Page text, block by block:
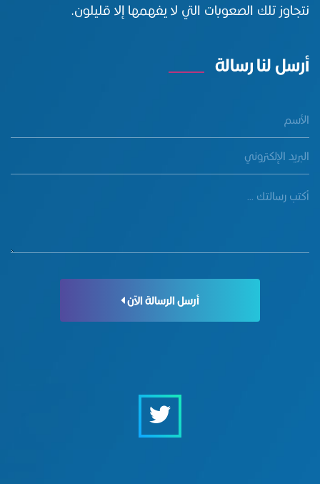
نتجاوز تلك الصعوبات التي لا يفهمها إلا قليلون.
أرسل لنا رسالة
أرسل الرسالة الآن